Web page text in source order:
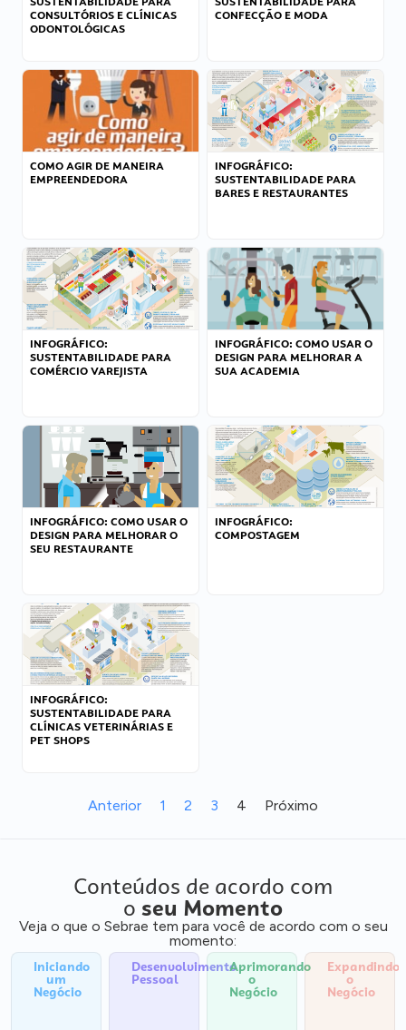
CONSULTÓRIOS E CLÍNICAS
ODONTOLÓGICAS
CONFECÇÃO E MODA
COMO AGIR DE MANEIRA
EMPREENDEDORA
INFOGRÁFICO:
SUSTENTABILIDADE PARA
BARES E RESTAURANTES
INFOGRÁFICO:
SUSTENTABILIDADE PARA
COMÉRCIO VAREJISTA
INFOGRÁFICO: COMO USAR O
DESIGN PARA MELHORAR A
SUA ACADEMIA
INFOGRÁFICO: COMO USAR O
DESIGN PARA MELHORAR O
SEU RESTAURANTE
INFOGRÁFICO:
COMPOSTAGEM
INFOGRÁFICO:
SUSTENTABILIDADE PARA
CLÍNICAS VETERINÁRIAS E
PET SHOPS
Anterior 1 2 3 4 Próximo
Conteúdos de acordo com
o seu Momento
Veja o que o Sebrae tem para você de acordo com o seu
momento:
Iniciando
um
Negócio
Desenvolvimento
Pessoal
Aprimorando
o
Negócio
Expandindo
o
Negócio